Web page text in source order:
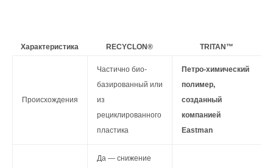
Характеристика RECYCLON® TRITAN™
Происхождения
Частично био-
базированный или
из
рециклированного
пластика
Петро-химический
полимер,
созданный
компанией
Eastman
Да — снижение